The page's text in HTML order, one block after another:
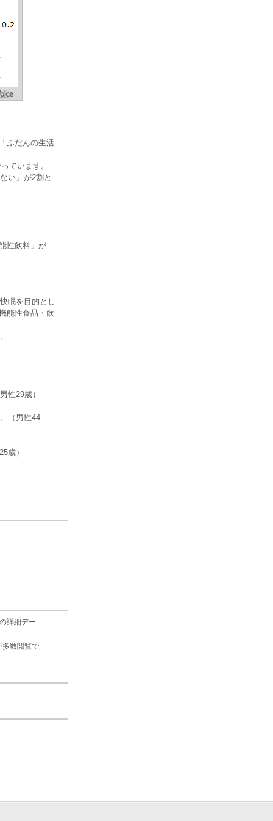
ふだんの生活
ています。
い」が2割と
性飲料」が
眠を目的とし
能性食品・飲
性29歳）
（男性44
歳）
詳細デー
多数閲覧で